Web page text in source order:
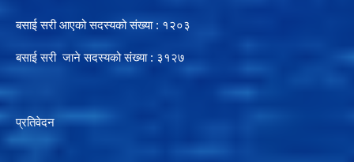
बसाई सरी आएको सदस्यको संख्या : १२०३
बसाई सरी जाने सदस्यको संख्या : ३१२७
प्रतिवेदन